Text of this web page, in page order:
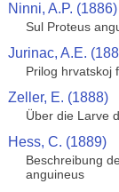
Ninni, A.P. (1886)
Sul Proteus
Jurinac, A.E.
Prilog hrvatskoj
Zeller, E. (1888)
Über die Larve
Hess, C. (1889)
Beschreibung
anguineus